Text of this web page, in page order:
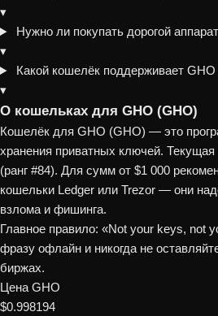
▾
Нужно ли покупать дорогой
▾
Какой кошелёк поддерживает
▾
О кошельках для GHO (GHO)
Кошелёк для GHO (GHO) — это
хранения приватных ключей.
(ранг #84). Для сумм от $1 000
кошельки Ledger или Trezor — они
взлома и фишинга.
Главное правило: «Not your keys, not
фразу офлайн и никогда не
биржах.
Цена GHO
$0.998194